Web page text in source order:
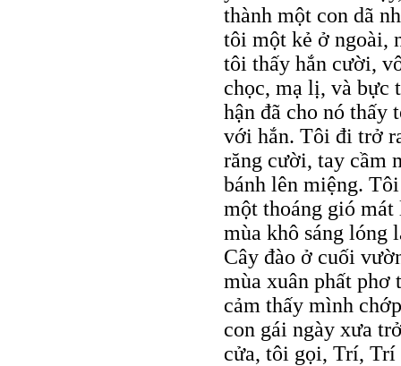
thành một con dã
tôi một kẻ ở ngoài,
tôi thấy hắn cười,
chọc, mạ lị, và bực
hận đã cho nó thấy
với hắn. Tôi đi trở
răng cười, tay cầm
bánh lên miệng.
một thoáng gió
mùa khô sáng lóng
Cây đào ở cuối
mùa xuân phất phơ
cảm thấy mình
con gái ngày xưa
cửa, tôi gọi, Trí,